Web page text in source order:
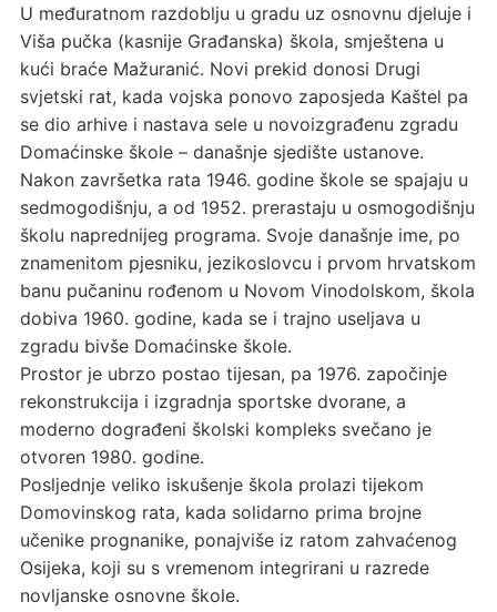
U međuratnom razdoblju u gradu uz osnovnu djeluje i
Viša pučka (kasnije Građanska) škola, smještena u
kući braće Mažuranić. Novi prekid donosi Drugi
svjetski rat, kada vojska ponovo zaposjeda Kaštel pa
se dio arhive i nastava sele u novoizgrađenu zgradu
Domaćinske škole – današnje sjedište ustanove.
Nakon završetka rata 1946. godine škole se spajaju u
sedmogodišnju, a od 1952. prerastaju u osmogodišnju
školu naprednijeg programa. Svoje današnje ime, po
znamenitom pjesniku, jezikoslovcu i prvom hrvatskom
banu pučaninu rođenom u Novom Vinodolskom, škola
dobiva 1960. godine, kada se i trajno useljava u
zgradu bivše Domaćinske škole.
Prostor je ubrzo postao tijesan, pa 1976. započinje
rekonstrukcija i izgradnja sportske dvorane, a
moderno dograđeni školski kompleks svečano je
otvoren 1980. godine.
Posljednje veliko iskušenje škola prolazi tijekom
Domovinskog rata, kada solidarno prima brojne
učenike prognanike, ponajviše iz ratom zahvaćenog
Osijeka, koji su s vremenom integrirani u razrede
novljanske osnovne škole.